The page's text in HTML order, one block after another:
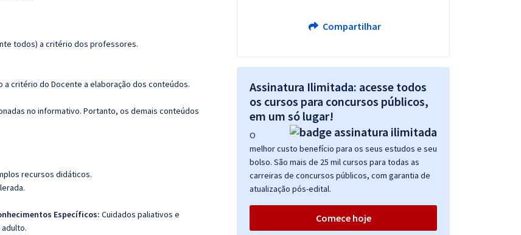
todos) a critério dos professores.
critério do Docente a elaboração dos conteúdos.
no informativo. Portanto, os demais conteúdos
recursos didáticos.
Específicos: Cuidados paliativos e
Compartilhar
Assinatura Ilimitada: acesse todos
os cursos para concursos públicos,
em um só lugar!
O
melhor custo benefício para os seus estudos e seu
bolso. São mais de 25 mil cursos para todas as
carreiras de concursos públicos, com garantia de
atualização pós-edital.
Comece hoje